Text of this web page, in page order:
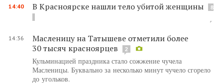
14:40 В Красноярске нашли тело убитой женщины 8
14:36
Масленицу на Татышеве отметили более
30 тысяч красноярцев
2
Кульминацией праздника стало сожжение чучела
Масленицы. Буквально за несколько минут чучело сгорело
до угольков.